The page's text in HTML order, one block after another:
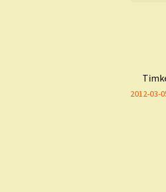
2012-03-